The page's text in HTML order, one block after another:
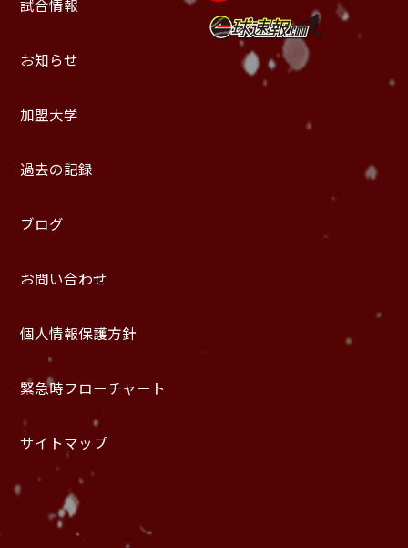
試合情報
お知らせ
加盟大学
過去の記録
ブログ
お問い合わせ
個人情報保護方針
緊急時フローチャート
サイトマップ